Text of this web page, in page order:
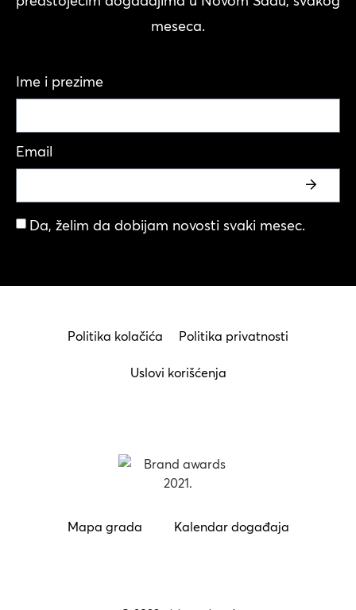
meseca.
Ime i prezime
Email
Da, želim da dobijam novosti svaki mesec.
Politika kolačića Politika privatnosti
Uslovi korišćenja
Mapa grada Kalendar događaja